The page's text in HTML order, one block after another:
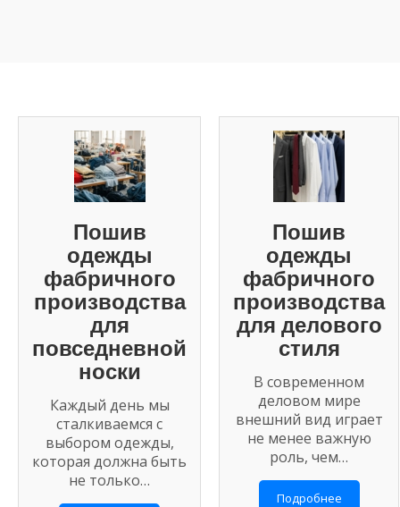
Пошив
одежды
фабричного
производства
для
повседневной
носки
Каждый день мы
сталкиваемся с
выбором одежды,
которая должна быть
не только…
Пошив
одежды
фабричного
производства
для делового
стиля
В современном
деловом мире
внешний вид играет
не менее важную
роль, чем…
Подробнее